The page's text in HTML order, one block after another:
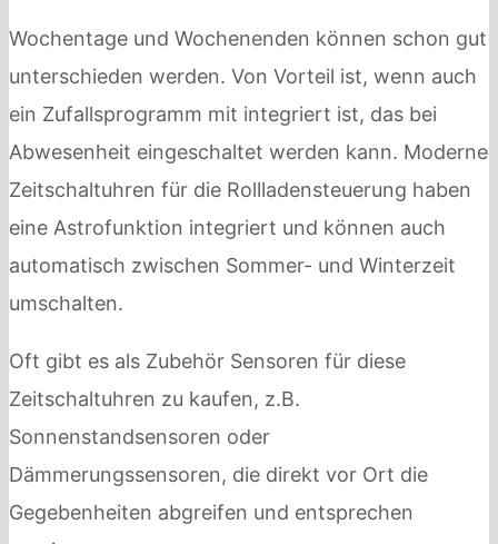
Wochentage und Wochenenden können schon gut
unterschieden werden. Von Vorteil ist, wenn auch
ein Zufallsprogramm mit integriert ist, das bei
Abwesenheit eingeschaltet werden kann. Moderne
Zeitschaltuhren für die Rollladensteuerung haben
eine Astrofunktion integriert und können auch
automatisch zwischen Sommer- und Winterzeit
umschalten.
Oft gibt es als Zubehör Sensoren für diese
Zeitschaltuhren zu kaufen, z.B.
Sonnenstandsensoren oder
Dämmerungssensoren, die direkt vor Ort die
Gegebenheiten abgreifen und entsprechen